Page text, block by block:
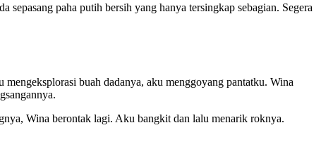
paha putih bersih yang hanya tersingkap sebagian. Segera
buah dadanya, aku menggoyang pantatku. Wina
Wina berontak lagi. Aku bangkit dan lalu menarik roknya.